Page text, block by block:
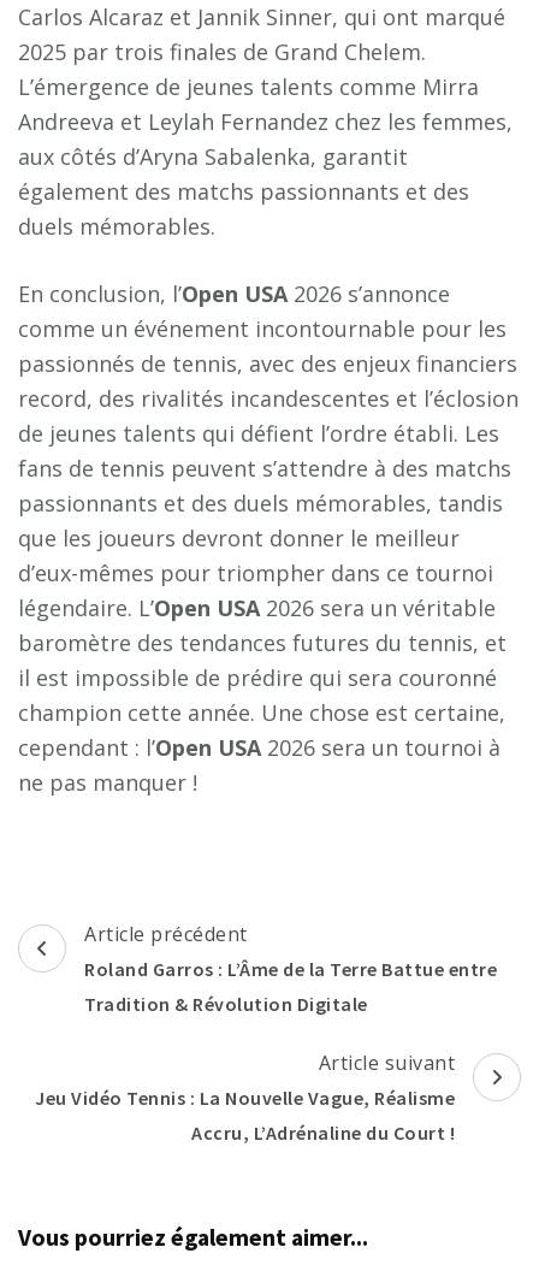
Carlos Alcaraz et Jannik Sinner, qui ont marqué
2025 par trois finales de Grand Chelem.
L’émergence de jeunes talents comme Mirra
Andreeva et Leylah Fernandez chez les femmes,
aux côtés d’Aryna Sabalenka, garantit
également des matchs passionnants et des
duels mémorables.
En conclusion, l’Open USA2026 s’annonce
comme un événement incontournable pour les
passionnés de tennis, avec des enjeux financiers
record, des rivalités incandescentes et l’éclosion
de jeunes talents qui défient l’ordre établi. Les
fans de tennis peuvent s’attendre à des matchs
passionnants et des duels mémorables, tandis
que les joueurs devront donner le meilleur
d’eux-mêmes pour triompher dans ce tournoi
légendaire. L’Open USA2026 sera un véritable
baromètre des tendances futures du tennis, et
il est impossible de prédire qui sera couronné
champion cette année. Une chose est certaine,
cependant : l’Open USA2026 sera un tournoi à
ne pas manquer !
Navigation
d'article
Article précédent
Roland Garros : L’Âme de la Terre Battue entre
Tradition & Révolution Digitale
Article suivant
Jeu Vidéo Tennis : La Nouvelle Vague, Réalisme
Accru, L’Adrénaline du Court !
Vous pourriez également aimer...